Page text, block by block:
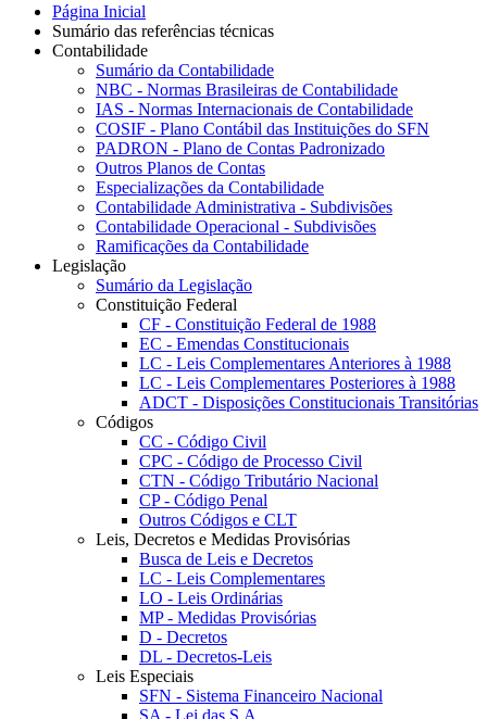
Página Inicial
Sumário das referências técnicas
Contabilidade
Sumário da Contabilidade
NBC - Normas Brasileiras de Contabilidade
IAS - Normas Internacionais de Contabilidade
COSIF - Plano Contábil das Instituições do SFN
PADRON - Plano de Contas Padronizado
Outros Planos de Contas
Especializações da Contabilidade
Contabilidade Administrativa - Subdivisões
Contabilidade Operacional - Subdivisões
Ramificações da Contabilidade
Legislação
Sumário da Legislação
Constituição Federal
CF - Constituição Federal de 1988
EC - Emendas Constitucionais
LC - Leis Complementares Anteriores à 1988
LC - Leis Complementares Posteriores à 1988
ADCT - Disposições Constitucionais Transitórias
Códigos
CC - Código Civil
CPC - Código de Processo Civil
CTN - Código Tributário Nacional
CP - Código Penal
Outros Códigos e CLT
Leis, Decretos e Medidas Provisórias
Busca de Leis e Decretos
LC - Leis Complementares
LO - Leis Ordinárias
MP - Medidas Provisórias
D - Decretos
DL - Decretos-Leis
Leis Especiais
SFN - Sistema Financeiro Nacional
SA - Lei das S.A.